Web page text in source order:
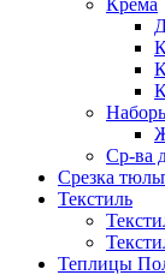
Крема
Ср-ва
Срезка
Текстиль
Теплицы